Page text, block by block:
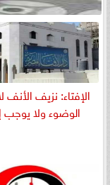
الإفتاء: نزيف
الوضوء ولا يوجب